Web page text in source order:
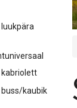
luukpära
kabriolett
buss/kaubik